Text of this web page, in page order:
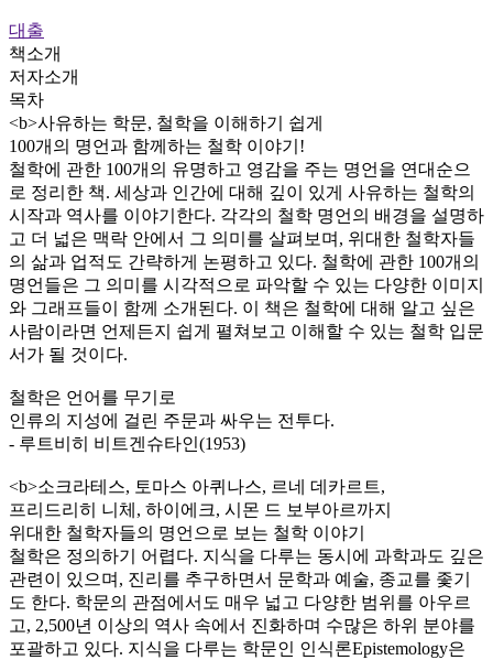
대출
책소개
저자소개
목차
<b>사유하는 학문, 철학을 이해하기 쉽게
100개의 명언과 함께하는 철학 이야기!
철학에 관한 100개의 유명하고 영감을 주는 명언을 연대순으
로 정리한 책. 세상과 인간에 대해 깊이 있게 사유하는 철학의
시작과 역사를 이야기한다. 각각의 철학 명언의 배경을 설명하
고 더 넓은 맥락 안에서 그 의미를 살펴보며, 위대한 철학자들
의 삶과 업적도 간략하게 논평하고 있다. 철학에 관한 100개의
명언들은 그 의미를 시각적으로 파악할 수 있는 다양한 이미지
와 그래프들이 함께 소개된다. 이 책은 철학에 대해 알고 싶은
사람이라면 언제든지 쉽게 펼쳐보고 이해할 수 있는 철학 입문
서가 될 것이다.
철학은 언어를 무기로
인류의 지성에 걸린 주문과 싸우는 전투다.
- 루트비히 비트겐슈타인(1953)
<b>소크라테스, 토마스 아퀴나스, 르네 데카르트,
프리드리히 니체, 하이에크, 시몬 드 보부아르까지
위대한 철학자들의 명언으로 보는 철학 이야기
철학은 정의하기 어렵다. 지식을 다루는 동시에 과학과도 깊은
관련이 있으며, 진리를 추구하면서 문학과 예술, 종교를 좇기
도 한다. 학문의 관점에서도 매우 넓고 다양한 범위를 아우르
고, 2,500년 이상의 역사 속에서 진화하며 수많은 하위 분야를
포괄하고 있다. 지식을 다루는 학문인 인식론Epistemology은